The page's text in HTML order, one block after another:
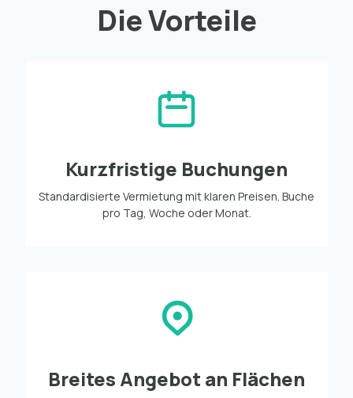
Die Vorteile
Kurzfristige Buchungen
Standardisierte Vermietung mit klaren Preisen. Buche
pro Tag, Woche oder Monat.
Breites Angebot an Flächen